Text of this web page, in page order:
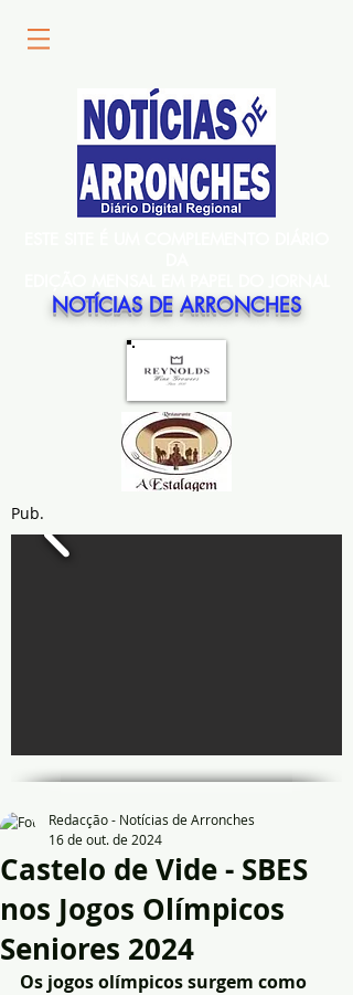
NOTÍCIAS DE ARRONCHES
Pub.
Castelo de Vide - SBES
nos Jogos Olímpicos
Seniores 2024
Redacção - Notícias de Arronches
16 de out. de 2024
Os jogos olímpicos surgem como